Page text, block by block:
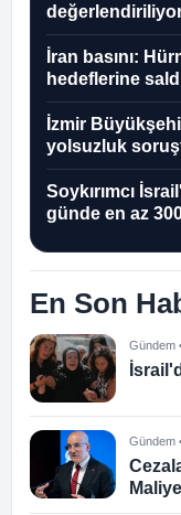
İran basını:
hedeflerine
İzmir
yolsuzluk
Soykırımcı
günde en az
En Son
Gündem
Gündem